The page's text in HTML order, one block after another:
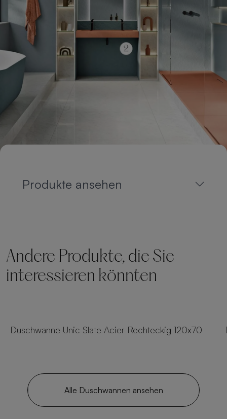
Produkte ansehen
Andere Produkte, die Sie
interessieren könnten
Duschwanne Unic Slate Acier Rechteckig 120x70
Alle Duschwannen ansehen